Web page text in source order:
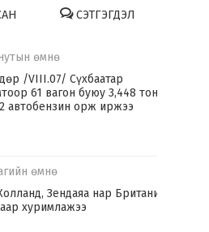
СЭТГЭГДЭЛ
өмнө
/VIII.07/ Сүхбаатар
61 вагон буюу 3,448 тонн
автобензин орж иржээ
өмнө
Зендаяа нар Британид
хуримлажээ